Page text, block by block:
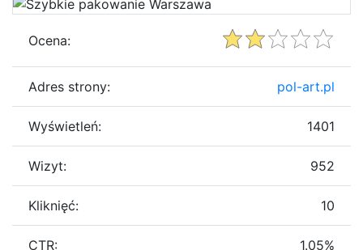
Ocena:
Adres strony: pol-art.pl
Wyświetleń: 1401
Wizyt: 952
Kliknięć: 10
CTR: 1.05%